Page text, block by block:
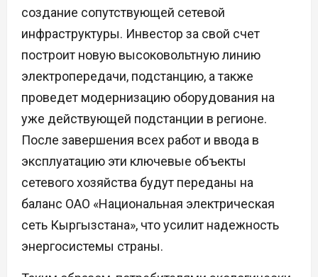
создание сопутствующей сетевой
инфраструктуры. Инвестор за свой счет
построит новую высоковольтную линию
электропередачи, подстанцию, а также
проведет модернизацию оборудования на
уже действующей подстанции в регионе.
После завершения всех работ и ввода в
эксплуатацию эти ключевые объекты
сетевого хозяйства будут переданы на
баланс ОАО «Национальная электрическая
сеть Кыргызстана», что усилит надежность
энергосистемы страны.